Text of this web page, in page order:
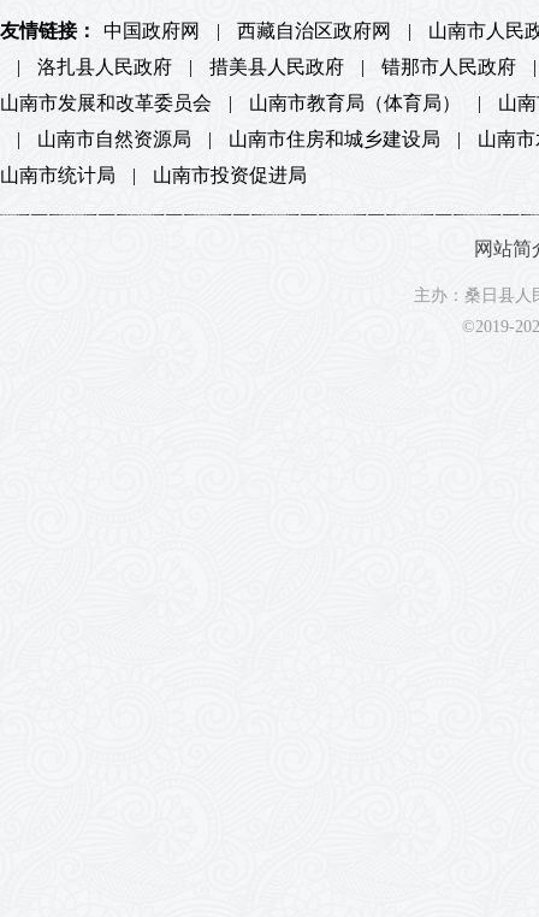
友情链接： 中国政府网 | 西藏自治区政府网 |
山南市人民
|
洛扎县人民政府 | 措美县人民政府 | 错那市人民政府
|
山南市发展和改革委员会
| 山南市教育局（体育局） |
山
|
山南市自然资源局 | 山南市住房和城乡建设局 |
山南
山南市统计局
| 山南市投资促进局
网站简
主办：桑日县
©2019-